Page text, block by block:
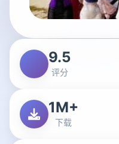
9.5
评分
1M+
下载